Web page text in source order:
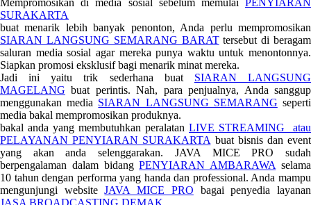
Mempromosikan di media sosial sebelum memulai PENYIARAN
SURAKARTA
buat menarik lebih banyak penonton, Anda perlu mempromosikan
SIARAN LANGSUNG SEMARANG BARATtersebut di beragam
saluran media sosial agar mereka punya waktu untuk menontonnya.
Siapkan promosi eksklusif bagi menarik minat mereka.
Jadi ini yaitu trik sederhana buat SIARAN LANGSUNG
MAGELANG buat perintis. Nah, para penjualnya, Anda sanggup
menggunakan media SIARAN LANGSUNG SEMARANG seperti
media bakal mempromosikan produknya.
bakal anda yang membutuhkan peralatan LIVE STREAMING atau
PELAYANAN PENYIARAN SURAKARTA buat bisnis dan event
yang akan anda selenggarakan. JAVA MICE PRO sudah
berpengalaman dalam bidangPENYIARAN AMBARAWA selama
10 tahun dengan performa yang handa dan professional. Anda mampu
mengunjungi websiteJAVA MICE PRO bagai penyedia layanan
JASA BROADCASTING DEMAK.